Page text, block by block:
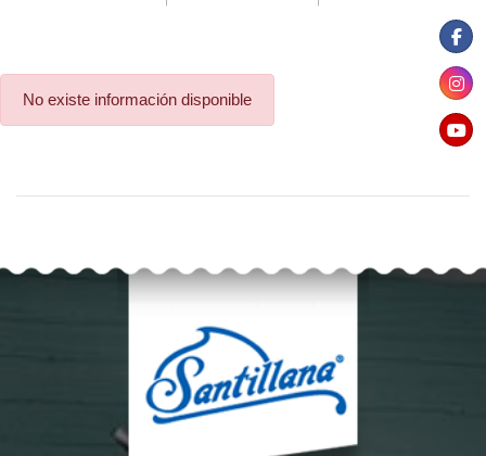
No existe información disponible
(57) 3219339494